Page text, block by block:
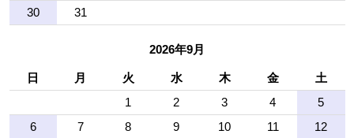
30
31
2026年9月
日 月 火 水 木 金
土
1
2 3 4
5
6
7 8 9 10 11
12